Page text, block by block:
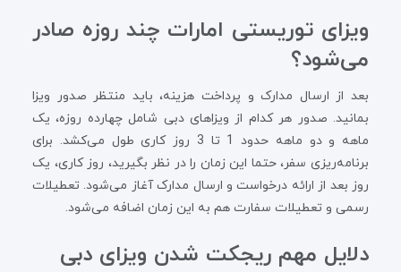
ویزای توریستی امارات چند روزه صادر
می‌شود؟
بعد از ارسال مدارک و پرداخت هزینه، باید منتظر صدور ویزا
بمانید. صدور هر کدام از ویزاهای دبی شامل چهارده روزه، یک
ماهه و دو ماهه‌ حدود 1 تا 3 روز کاری طول می‌کشد. برای
برنامه‌ریزی سفر، حتما این زمان را در نظر بگیرید، روز کاری، یک
روز بعد از ارائه درخواست و ارسال مدارک آغاز می‌شود. تعطیلات
رسمی و تعطیلات سفارت هم به این زمان اضافه می‌شود.
دلایل مهم ریجکت شدن ویزای دبی